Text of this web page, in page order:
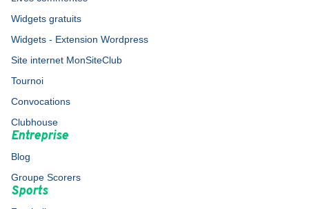
Widgets gratuits
Widgets - Extension Wordpress
Site internet MonSiteClub
Tournoi
Convocations
Clubhouse
Entreprise
Blog
Groupe Scorers
Sports